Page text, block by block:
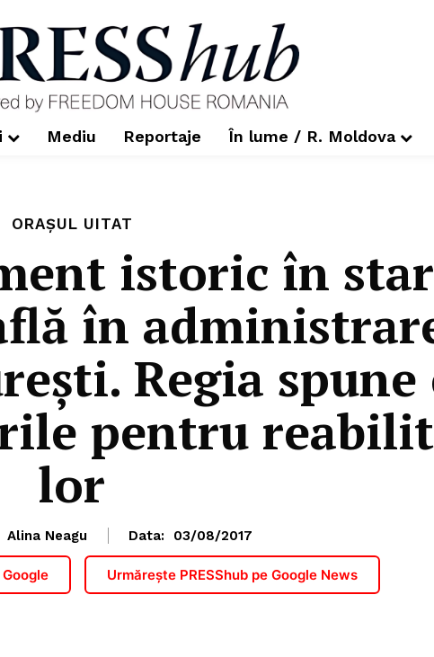
Mediu Reportaje În lume / R. Moldova
ORAȘUL UITAT
istoric în
în
Regia spune
pentru
lor
Alina Neagu Data: 03/08/2017
Urmărește PRESShub pe Google News